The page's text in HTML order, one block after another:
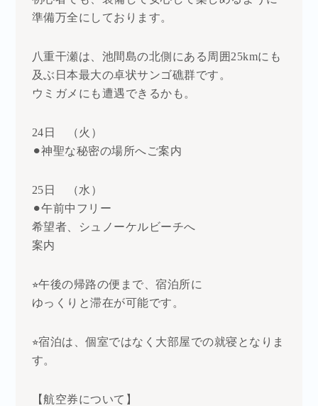
準備万全にしております。
八重干瀬は、池間島の北側にある周囲25kmにも
及ぶ日本最大の卓状サンゴ礁群です。
ウミガメにも遭遇できるかも。
24日 （火）
⚫︎神聖な秘密の場所へご案内
25日 （水）
⚫︎午前中フリー
希望者、シュノーケルビーチへ
案内
⭐︎午後の帰路の便まで、宿泊所に
ゆっくりと滞在が可能です。
⭐︎宿泊は、個室ではなく大部屋での就寝となりま
す。
【航空券について】